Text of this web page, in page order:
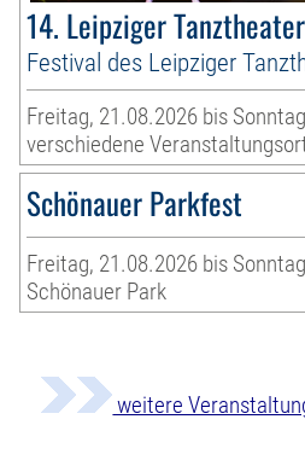
14. Leipziger
Festival des Leipziger
Freitag, 21.08.2026 bis
verschiedene
Schönauer Parkfest
Freitag, 21.08.2026 bis
Schönauer Park
weitere